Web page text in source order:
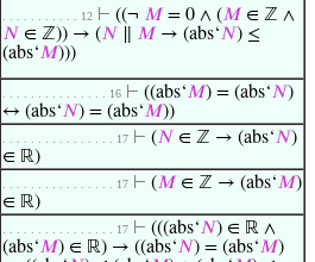
. . . . . . . . . . . 12 ⊢ ((¬ 𝑀 = 0 ∧ (𝑀 ∈ ℤ ∧
𝑁 ∈ ℤ)) → (𝑁 𝑀 → (abs‘𝑁) ≤
(abs‘𝑀)))
. . . . . . . . . . . . . . . 16 ⊢ ((abs‘𝑀) = (abs‘𝑁)
↔ (abs‘𝑁) = (abs‘𝑀))
. . . . . . . . . . . . . . . . 17 ⊢ (𝑁 ∈ ℤ → (abs‘𝑁)
∈ ℝ)
. . . . . . . . . . . . . . . . 17 ⊢ (𝑀 ∈ ℤ → (abs‘𝑀)
∈ ℝ)
. . . . . . . . . . . . . . . . 17 ⊢ (((abs‘𝑁) ∈ ℝ ∧
(abs‘𝑀) ∈ ℝ) → ((abs‘𝑁) = (abs‘𝑀)